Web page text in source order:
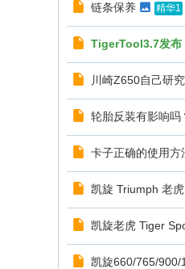
链条保养 精华1
TigerTool3.7发布
川崎Z650自己研
轮胎反装有影响吗
卡子正确的使用方
凯旋 Triumph 老
凯旋老虎 Tiger
凯旋660/765/900/